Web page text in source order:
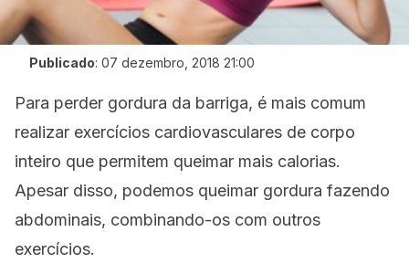
Publicado: 07 dezembro, 2018 21:00
Para perder gordura da barriga, é mais comum
realizar exercícios cardiovasculares de corpo
inteiro que permitem queimar mais calorias.
Apesar disso, podemos queimar gordura fazendo
abdominais, combinando-os com outros
exercícios.